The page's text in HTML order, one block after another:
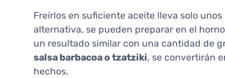
Freírlos en suficiente aceite lleva solo
alternativa, se pueden preparar en el
un resultado similar con una cantidad de
salsa barbacoa o tzatziki, se convertirán
hechos.